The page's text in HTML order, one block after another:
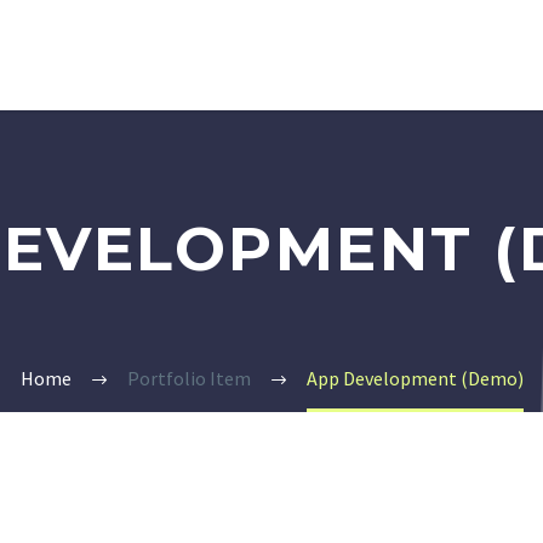
Home Portfolio Item App Development (Demo)